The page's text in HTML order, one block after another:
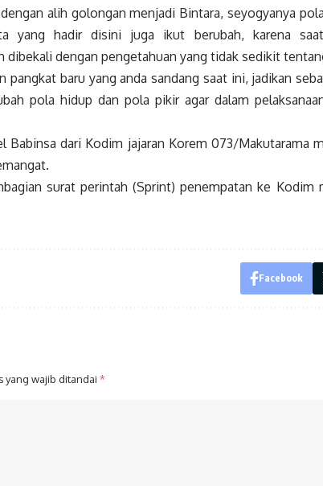
alih golongan menjadi Bintara, seyogyanya
yang hadir disini juga ikut berubah, karena saat
dibekali dengan pengetahuan yang tidak sedikit
pangkat baru yang anda sandang saat ini, jadikan
pola hidup dan pola pikir agar dalam
Babinsa dari Kodim jajaran Korem 073/Makutarama
surat perintah (Sprint) penempatan ke Kodim
Facebook
yang wajib ditandai *